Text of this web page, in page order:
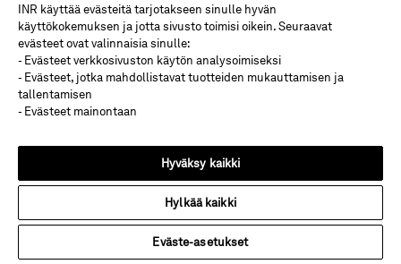
INR käyttää evästeitä tarjotakseen sinulle hyvän
käyttökokemuksen ja jotta sivusto toimisi oikein. Seuraavat
evästeet ovat valinnaisia sinulle:
- Evästeet verkkosivuston käytön analysoimiseksi
- Evästeet, jotka mahdollistavat tuotteiden mukauttamisen ja
tallentamisen
- Evästeet mainontaan
Hyväksy kaikki
Hylkää kaikki
Eväste-asetukset